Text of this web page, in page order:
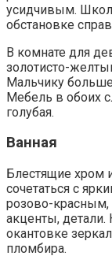
усидчивым.
обстановке
В комнате для
золотисто-
Мальчику
Мебель в обоих
голубая.
Ванная
Блестящие хром
сочетаться с
розово-
акценты, детали.
окантовке
пломбира.